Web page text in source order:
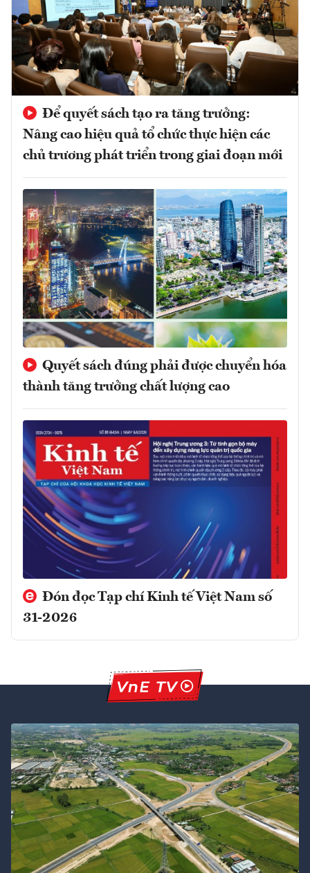
Để quyết sách tạo ra tăng trưởng:
Nâng cao hiệu quả tổ chức thực hiện các
chủ trương phát triển trong giai đoạn mới
Quyết sách đúng phải được chuyển hóa
thành tăng trưởng chất lượng cao
Đón đọc Tạp chí Kinh tế Việt Nam số
31-2026